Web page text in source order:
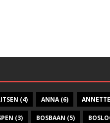
(4) ANNA(6) ANNETTE
(3) BOSBAAN (5)